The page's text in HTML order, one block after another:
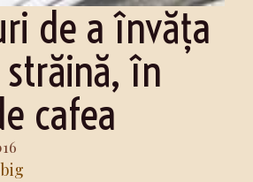
de a învăța
în
cafea